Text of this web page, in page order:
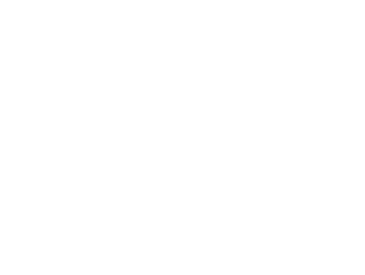
💬 เป็นเพลงที่ได้ยินตั้งแต่ก้
มานานมากกก ปกติก็ต้องถ่อ
มาก ที่แฟชั่นไอส์แลนด์ ชาว
เป็นตัวแทนพาเพื่อน ๆ ไปส่